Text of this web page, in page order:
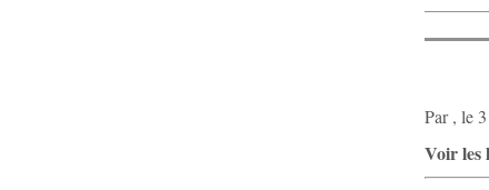
Par , le
Voir les